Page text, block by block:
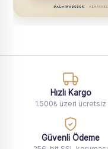
Hızlı Kargo
1.500₺ üzeri ücretsiz
Güvenli Ödeme